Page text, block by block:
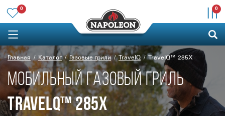
0 0
Главная Каталог Газовые грили TravelQ TravelQ™ 285X
МОБИЛЬНЫЙ ГАЗОВЫЙ ГРИЛЬ
TRAVELQ™ 285X